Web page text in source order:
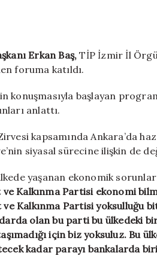
Erkan Baş,TİP İzmir İl
foruma katıldı.
konuşmasıyla başlayan
anlattı.
kapsamında Ankara’da
siyasal sürecine ilişkin de
yaşanan ekonomik
ve Kalkınma Partisi ekonomi
Kalkınma Partisi yoksulluğu
olan bu parti bu ülkedeki
için biz yoksuluz. Bu
kadar parayı bankalarda